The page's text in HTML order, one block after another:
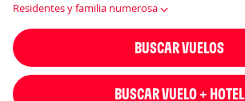
Residentes y familia numerosa
BUSCAR VUELOS
BUSCAR VUELO + HOTEL